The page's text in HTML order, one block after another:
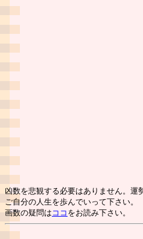
凶数を悲観する必要はありません。運
ご自分の人生を歩んでいって下さい。
画数の疑問は ココ をお読み下さい。